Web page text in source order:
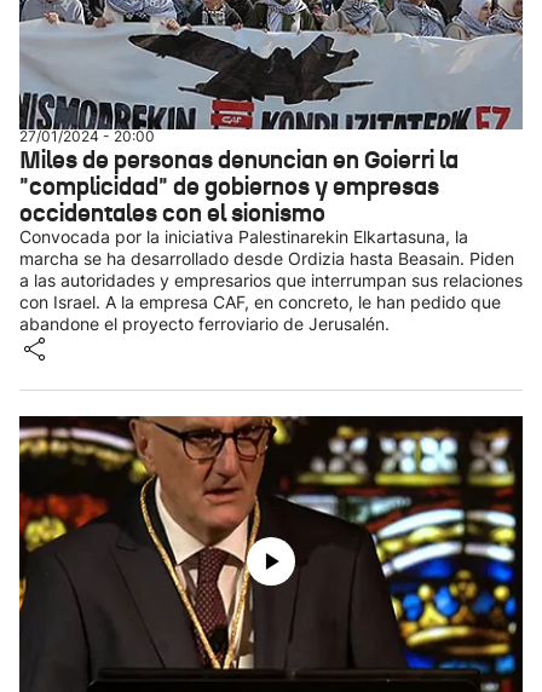
27/01/2024 - 20:00
Miles de personas denuncian en Goierri la
"complicidad" de gobiernos y empresas
occidentales con el sionismo
Convocada por la iniciativa Palestinarekin Elkartasuna, la
marcha se ha desarrollado desde Ordizia hasta Beasain. Piden
a las autoridades y empresarios que interrumpan sus relaciones
con Israel. A la empresa CAF, en concreto, le han pedido que
abandone el proyecto ferroviario de Jerusalén.